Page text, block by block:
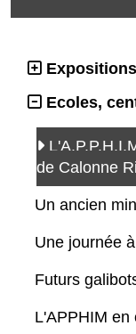
Expositions
Ecoles,
de Calonne
Un ancien
Une journée
Futurs
L'APPHIM en